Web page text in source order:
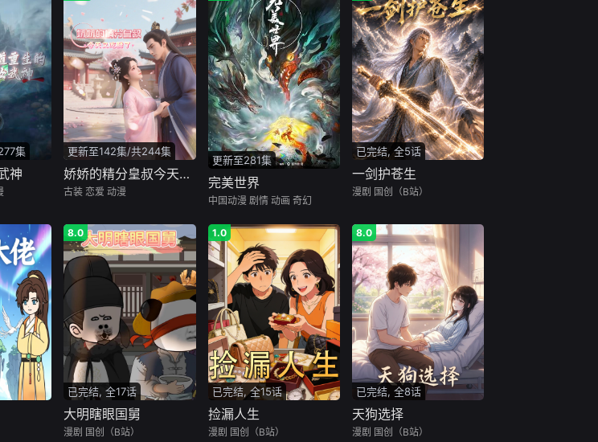
集
神
更新至142集/共244集
娇娇的精分皇叔今天又吃醋了
古装 恋爱 动漫
更新至281集
完美世界
中国动漫 剧情 动画 奇幻
已完结, 全5话
一剑护苍生
漫剧 国创（B站）
8.0
已完结, 全17话
大明瞎眼国舅
漫剧 国创（B站）
1.0
已完结, 全15话
捡漏人生
漫剧 国创（B站）
8.0
已完结, 全8话
天狗选择
漫剧 国创（B站）